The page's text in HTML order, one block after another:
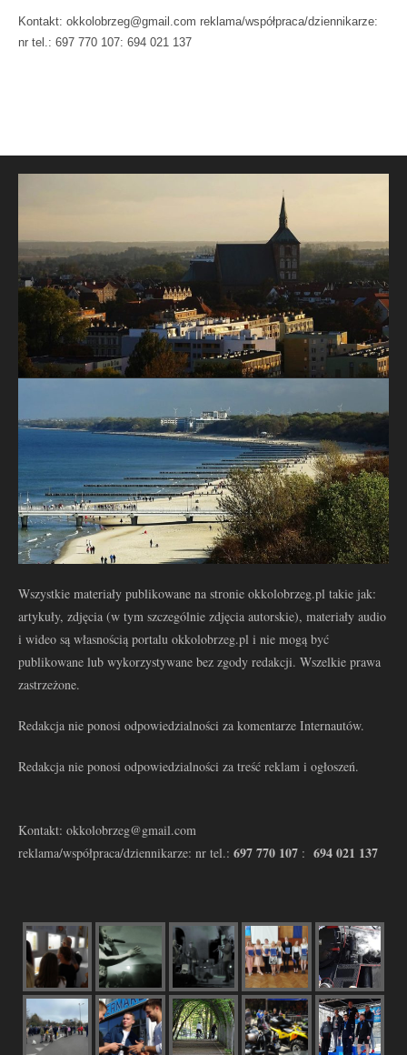
Kontakt: okkolobrzeg@gmail.com reklama/współpraca/dziennikarze:
nr tel.: 697 770 107: 694 021 137
Wszystkie materiały publikowane na stronie okkolobrzeg.pl takie jak:
artykuły, zdjęcia (w tym szczególnie zdjęcia autorskie), materiały audio
i wideo są własnością portalu okkolobrzeg.pl i nie mogą być
publikowane lub wykorzystywane bez zgody redakcji. Wszelkie prawa
zastrzeżone.
Redakcja nie ponosi odpowiedzialności za komentarze Internautów.
Redakcja nie ponosi odpowiedzialności za treść reklam i ogłoszeń.
Kontakt: okkolobrzeg@gmail.com
reklama/współpraca/dziennikarze: nr tel.: 697 770 107 : 694 021 137